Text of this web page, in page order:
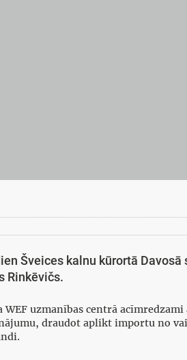
Šveices kalnu kūrortā
Rinkēvičs.
WEF uzmanības centrā
draudot aplikt importu no